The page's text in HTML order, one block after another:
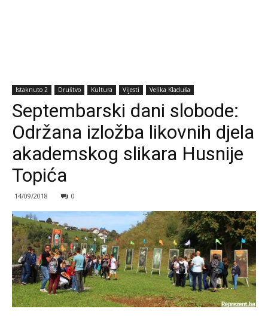
Istaknuto 2 Društvo Kultura Vijesti Velika Kladuša
Septembarski dani slobode:
Održana izložba likovnih djela
akademskog slikara Husnije
Topića
14/09/2018 0